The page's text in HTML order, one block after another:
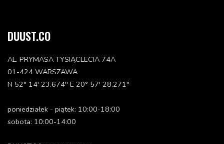
DUUST.CO
AL. PRYMASA TYSIĄCLECIA 74A
01-424 WARSZAWA
N 52° 14' 23.674'' E 20° 57' 28.271''
poniedziałek - piątek: 10:00-18:00
sobota: 10:00-14:00